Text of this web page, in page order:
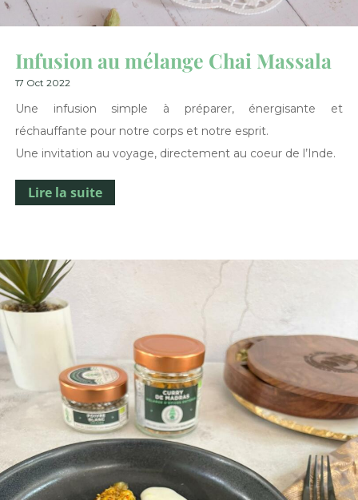
Infusion au mélange Chai Massala
17 Oct 2022
Une infusion simple à préparer, énergisante et
réchauffante pour notre corps et notre esprit.
Une invitation au voyage, directement au coeur de l’Inde.
Lire la suite